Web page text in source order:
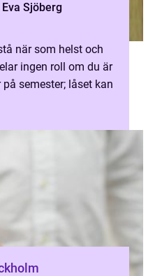
Eva Sjöberg
när som helst och
ingen roll om du är
semester; låset kan